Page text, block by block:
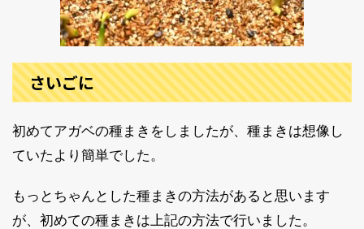
さいごに
初めてアガベの種まきをしましたが、種まきは想像し
ていたより簡単でした。
もっとちゃんとした種まきの方法があると思います
が、初めての種まきは上記の方法で行いました。